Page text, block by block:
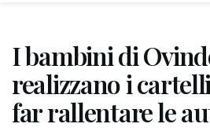
I bambini di
realizzano i
far rallentare le